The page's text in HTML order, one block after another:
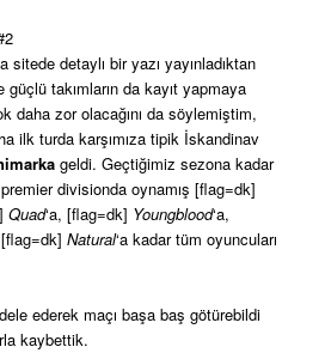
sitede detaylı bir yazı yayınladıktan
güçlü takımların da kayıt yapmaya
daha zor olacağını da söylemiştim,
ilk turda karşımıza tipik İskandinav
geldi. Geçtiğimiz sezona kadar
divisionda oynamış [flag=dk]
Quad‘a, [flag=dk] Youngblood‘a,
[flag=dk]Natural‘a kadar tüm oyuncuları
ederek maçı başa baş götürebildi
kaybettik.